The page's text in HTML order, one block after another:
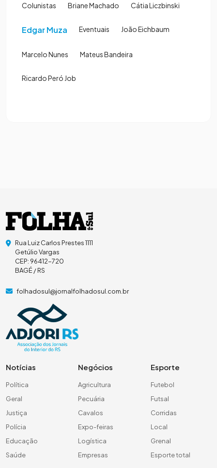
Colunistas Briane Machado Cátia Liczbinski
Edgar Muza Eventuais João Eichbaum
Marcelo Nunes Mateus Bandeira
Ricardo Peró Job
Rua Luiz Carlos Prestes 1111
Getúlio Vargas
CEP: 96412-720
BAGÉ / RS
folhadosul@jornalfolhadosul.com.br
Notícias
Política
Geral
Justiça
Polícia
Educação
Saúde
Negócios
Agricultura
Pecuária
Cavalos
Expo-feiras
Logística
Empresas
Esporte
Futebol
Futsal
Corridas
Local
Grenal
Esporte total